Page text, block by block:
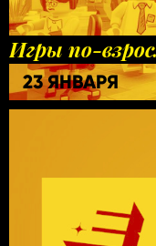
Игры по-
23 ЯНВАРЯ